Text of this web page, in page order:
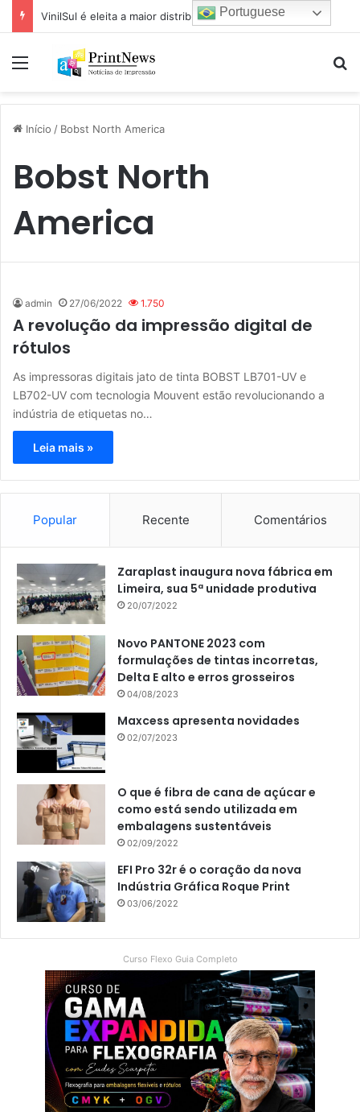
Menu
Início / Bobst North America
Bobst North
America
admin 27/06/2022 1.750
A revolução da impressão digital de
rótulos
As impressoras digitais jato de tinta BOBST LB701-UV e
LB702-UV com tecnologia Mouvent estão revolucionando a
indústria de etiquetas no…
Leia mais »
Popular Recente Comentários
Zaraplast inaugura nova fábrica em
Limeira, sua 5ª unidade produtiva
20/07/2022
Novo PANTONE 2023 com
formulações de tintas incorretas,
Delta E alto e erros grosseiros
04/08/2023
Maxcess apresenta novidades
02/07/2023
O que é fibra de cana de açúcar e
como está sendo utilizada em
embalagens sustentáveis
02/09/2022
EFI Pro 32r é o coração da nova
Indústria Gráfica Roque Print
03/06/2022
Curso Flexo Guia Completo
Portuguese